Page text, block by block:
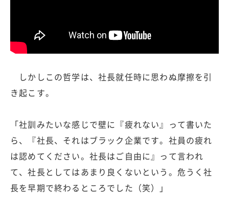
しかしこの哲学は、社長就任時に思わぬ摩擦を引
き起こす。
「社訓みたいな感じで壁に『疲れない』って書いた
ら、『社長、それはブラック企業です。社員の疲れ
は認めてください。社長はご自由に』って言われ
て、社長としてはあまり良くないという。危うく社
長を早期で終わるところでした（笑）」